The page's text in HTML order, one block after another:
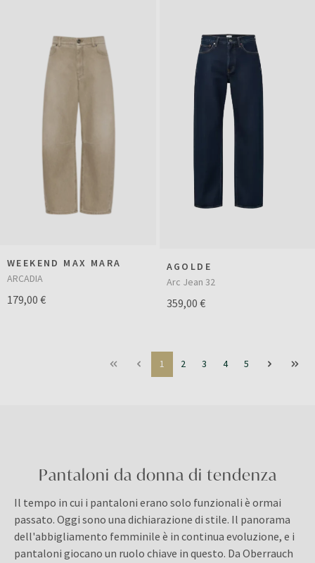
WEEKEND MAX MARA
ARCADIA
179,00 €
AGOLDE
Arc Jean 32
359,00 €
1 2 3 4 5
Pantaloni da donna di tendenza
Il tempo in cui i pantaloni erano solo funzionali è ormai
passato. Oggi sono una dichiarazione di stile. Il panorama
dell'abbigliamento femminile è in continua evoluzione, e i
pantaloni giocano un ruolo chiave in questo. Da Oberrauch